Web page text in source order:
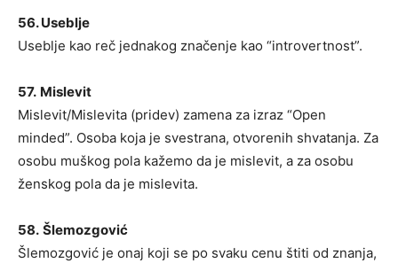
56. Useblje
Useblje kao reč jednakog značenje kao “introvertnost”.
57. Mislevit
Mislevit/Mislevita (pridev) zamena za izraz “Open
minded”. Osoba koja je svestrana, otvorenih shvatanja. Za
osobu muškog pola kažemo da je mislevit, a za osobu
ženskog pola da je mislevita.
58. Šlemozgović
Šlemozgović je onaj koji se po svaku cenu štiti od znanja,